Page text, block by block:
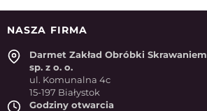
NASZA FIRMA
Darmet Zakład Obróbki Skrawaniem
sp. z o. o.
ul. Komunalna 4c
15-197 Białystok
Godziny otwarcia